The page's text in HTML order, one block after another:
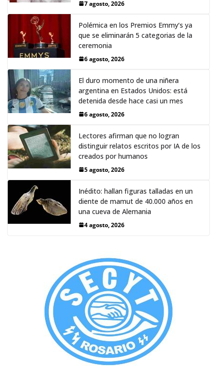
7 agosto, 2026
Polémica en los Premios Emmy‘s ya
que se eliminarán 5 categorias de la
ceremonia
6 agosto, 2026
El duro momento de una niñera
argentina en Estados Unidos: está
detenida desde hace casi un mes
6 agosto, 2026
Lectores afirman que no logran
distinguir relatos escritos por IA de los
creados por humanos
5 agosto, 2026
Inédito: hallan figuras talladas en un
diente de mamut de 40.000 años en
una cueva de Alemania
4 agosto, 2026